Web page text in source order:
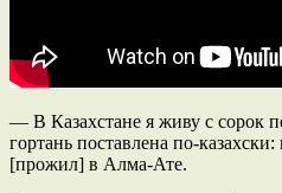
— В Казахстане я живу с сорок
гортань поставлена по-
[прожил] в Алма-Ате.